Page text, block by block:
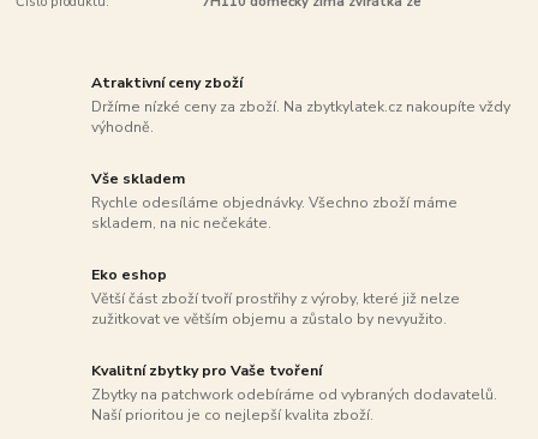
Atraktivní ceny zboží
Držíme nízké ceny za zboží. Na zbytkylatek.cz nakoupíte vždy
výhodně.
Vše skladem
Rychle odesíláme objednávky. Všechno zboží máme
skladem, na nic nečekáte.
Eko eshop
Větší část zboží tvoří prostřihy z výroby, které již nelze
zužitkovat ve větším objemu a zůstalo by nevyužito.
Kvalitní zbytky pro Vaše tvoření
Zbytky na patchwork odebíráme od vybraných dodavatelů.
Naší prioritou je co nejlepší kvalita zboží.